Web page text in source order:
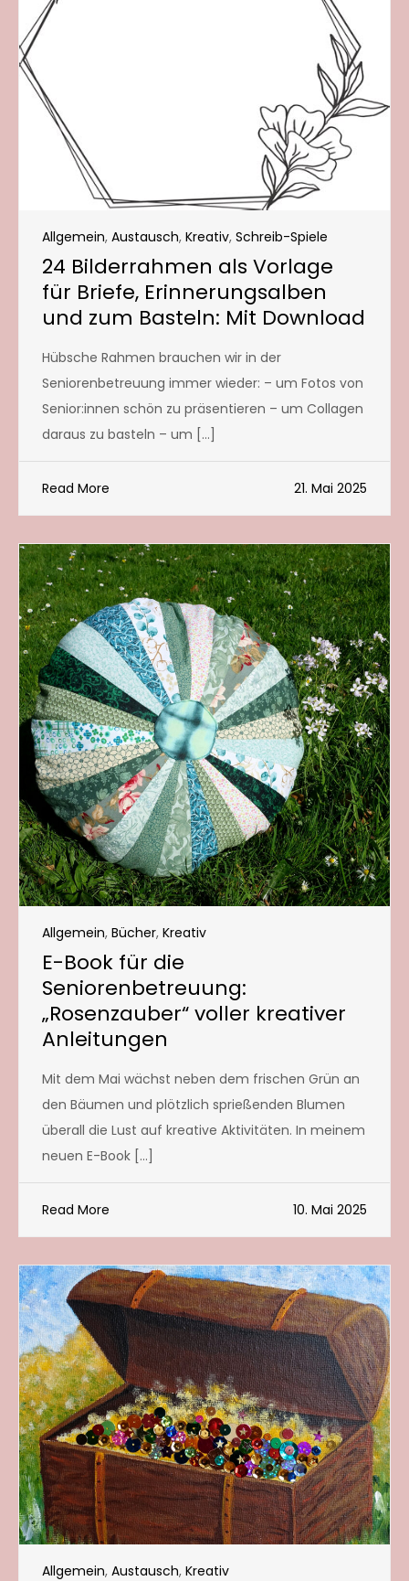
Allgemein, Austausch, Kreativ, Schreib-Spiele
24 Bilderrahmen als Vorlage
für Briefe, Erinnerungsalben
und zum Basteln: Mit Download
Hübsche Rahmen brauchen wir in der
Seniorenbetreuung immer wieder: – um Fotos von
Senior:innen schön zu präsentieren – um Collagen
daraus zu basteln – um […]
Read More 21. Mai 2025
Allgemein, Bücher, Kreativ
E-Book für die
Seniorenbetreuung:
„Rosenzauber“ voller kreativer
Anleitungen
Mit dem Mai wächst neben dem frischen Grün an
den Bäumen und plötzlich sprießenden Blumen
überall die Lust auf kreative Aktivitäten. In meinem
neuen E-Book […]
Read More 10. Mai 2025
Allgemein, Austausch, Kreativ